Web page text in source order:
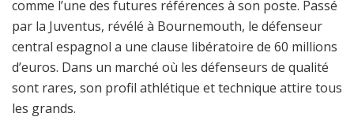
comme l’une des futures références à son poste. Passé
par la Juventus, révélé à Bournemouth, le défenseur
central espagnol a une clause libératoire de 60 millions
d’euros. Dans un marché où les défenseurs de qualité
sont rares, son profil athlétique et technique attire tous
les grands.